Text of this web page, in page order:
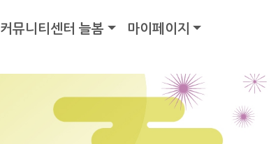
커뮤니티센터 늘봄 마이페이지